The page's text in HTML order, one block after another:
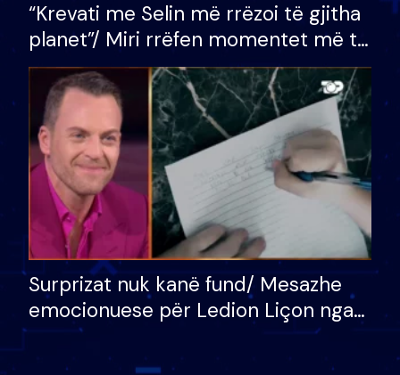
“Krevati me Selin më rrëzoi të gjitha
planet”/ Miri rrëfen momentet më të
bukura në shtëpinë e BB VIP: Do më
mungojë zilja e mëngjesit kur…
Surprizat nuk kanë fund/ Mesazhe
emocionuese për Ledion Liçon nga
nëna dhe fëmijët e tij, moderatori
nuk i mban dot lotët: Nuk meritoj…